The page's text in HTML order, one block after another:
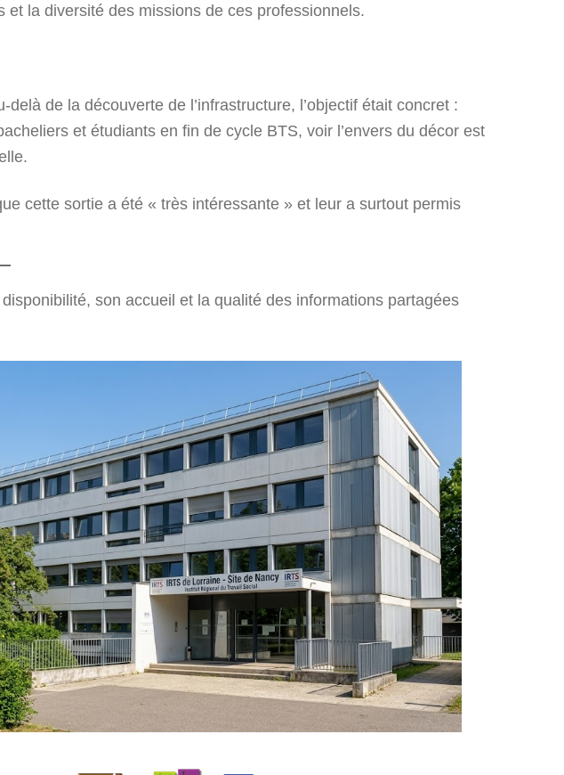
la diversité des missions de ces professionnels.
delà de la découverte de l’infrastructure, l’objectif était concret :
et étudiants en fin de cycle BTS, voir l’envers du décor est
cette sortie a été « très intéressante » et leur a surtout permis
son accueil et la qualité des informations partagées